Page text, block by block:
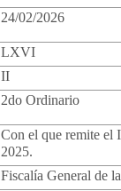
24/02/2026
LXVI
II
2do Ordinario
Con el que remite el
2025.
Fiscalía General de